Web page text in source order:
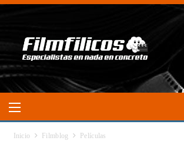
Inicio Filmblog Películas